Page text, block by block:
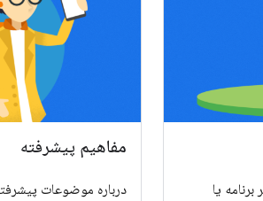
یا
مفاهیم پیشرفته
درباره موضوعات